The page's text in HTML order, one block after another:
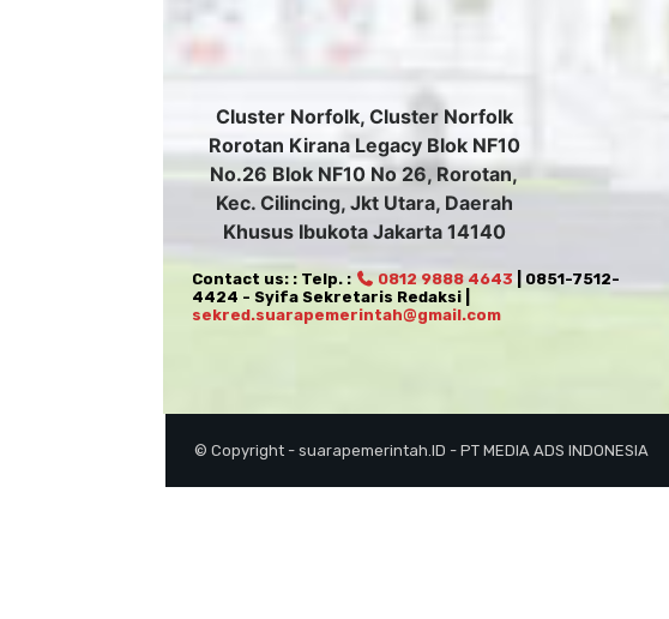
Cluster Norfolk, Cluster Norfolk
Rorotan Kirana Legacy Blok NF10
No.26 Blok NF10 No 26, Rorotan,
Kec. Cilincing, Jkt Utara, Daerah
Khusus Ibukota Jakarta 14140
Contact us: : Telp. : 0812 9888 4643 | 0851-7512-
4424 - Syifa Sekretaris Redaksi |
sekred.suarapemerintah@gmail.com
© Copyright - suarapemerintah.ID - PT MEDIA ADS INDONESIA